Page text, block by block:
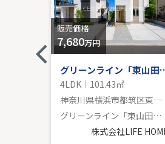
販売価格
7,680万円
グリーンラ
4LDK｜101.43㎡
神奈川県横浜市都筑区東山田４丁目
グリーンライン「東山田」駅 徒歩19分
株式会社LIFE